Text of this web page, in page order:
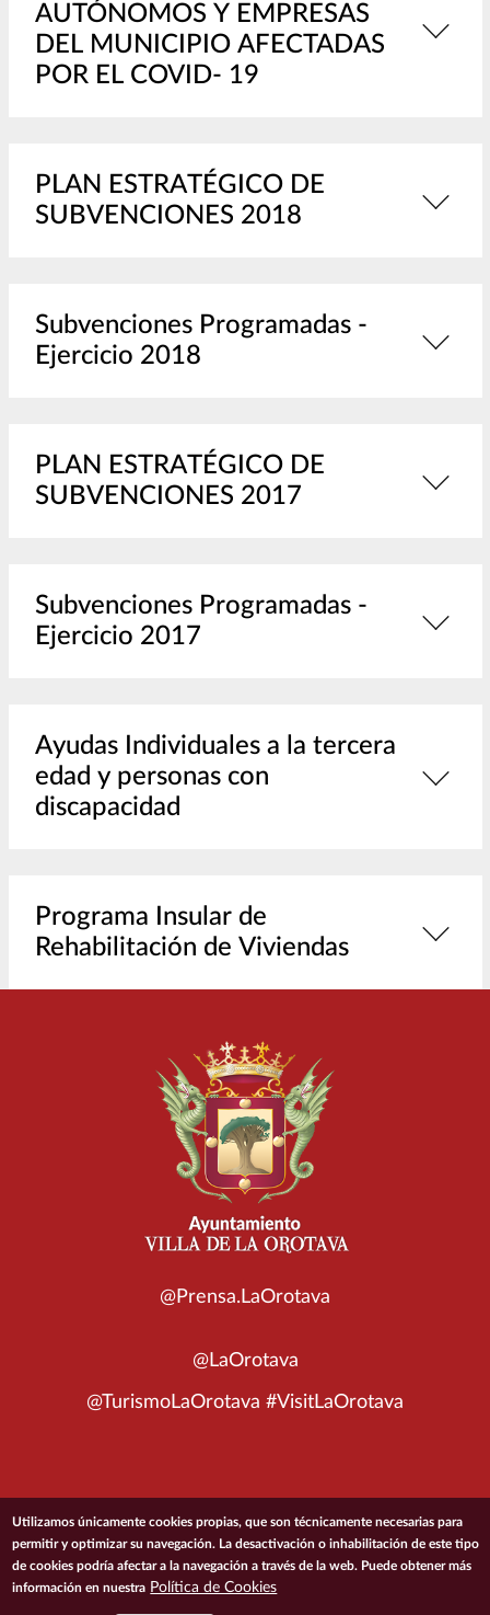
AUTÓNOMOS Y EMPRESAS
DEL MUNICIPIO AFECTADAS
POR EL COVID- 19
PLAN ESTRATÉGICO DE
SUBVENCIONES 2018
Subvenciones Programadas -
Ejercicio 2018
PLAN ESTRATÉGICO DE
SUBVENCIONES 2017
Subvenciones Programadas -
Ejercicio 2017
Ayudas Individuales a la tercera
edad y personas con
discapacidad
Programa Insular de
Rehabilitación de Viviendas
@Prensa.LaOrotava
@LaOrotava
@TurismoLaOrotava #VisitLaOrotava
© 2026 Ayuntamiento de la Villa de La Orotava
ACCESIBILIDADCONDICIONES DE USOPOLÍTICA DE PRIVACIDAD
Utilizamos únicamente cookies propias, que son técnicamente necesarias para
permitir y optimizar su navegación. La desactivación o inhabilitación de este tipo
de cookies podría afectar a la navegación a través de la web. Puede obtener más
información en nuestra Política de Cookies